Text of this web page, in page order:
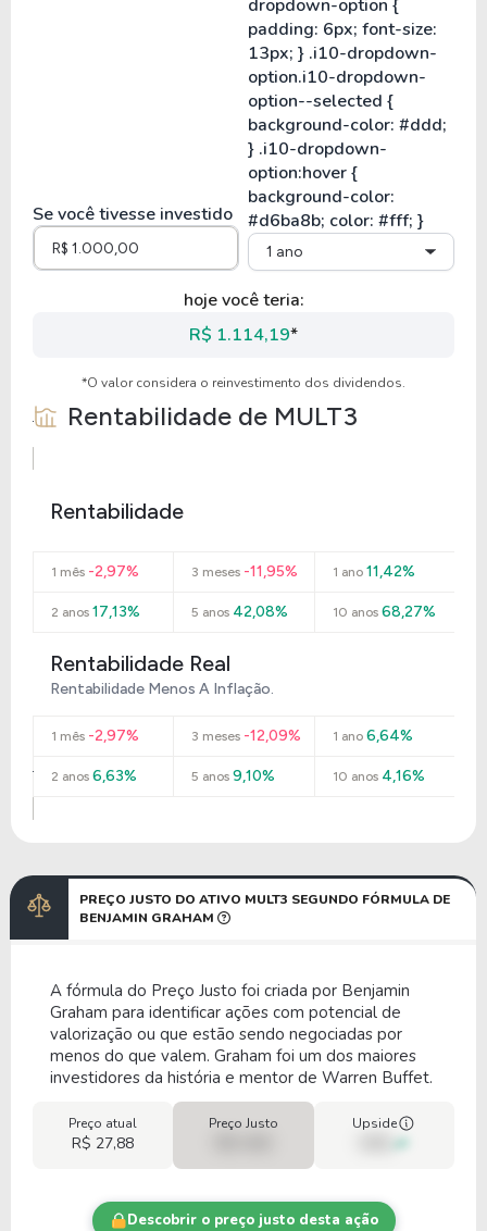
Se você tivesse investido
1 ano
hoje você teria:
R$ 1.114,19*
*O valor considera o reinvestimento dos dividendos.
Rentabilidade de MULT3
Rentabilidade
1 mês -2,97% 3 meses -11,95% 1 ano11,42%
2 anos 17,13% 5 anos 42,08% 10 anos68,27%
Rentabilidade Real
Rentabilidade Menos A Inflação.
1 mês -2,97% 3 meses -12,09% 1 ano6,64%
2 anos 6,63% 5 anos 9,10% 10 anos4,16%
PREÇO JUSTO DO ATIVO MULT3 SEGUNDO FÓRMULA DE
BENJAMIN GRAHAM
A fórmula do Preço Justo foi criada por Benjamin
Graham para identificar ações com potencial de
valorização ou que estão sendo negociadas por
menos do que valem. Graham foi um dos maiores
investidores da história e mentor de Warren Buffet.
Preço atual
R$ 27,88
Preço Justo Upside
Descobrir o preço justo desta ação